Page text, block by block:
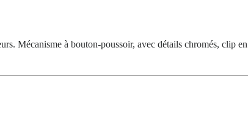
Mécanisme à bouton-poussoir, avec détails chromés, clip